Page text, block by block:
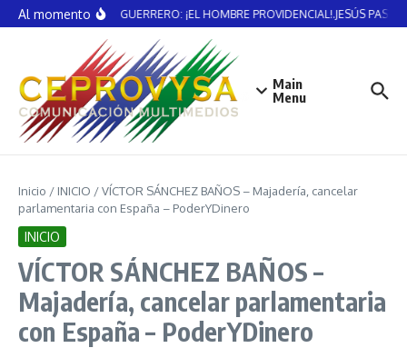
Saltar al contenido
Al momentoVICENTE GUERRERO: ¡EL HOMBRE PROVIDENCIAL!.JESÚS
Main
Menu
Inicio / INICIO /VÍCTOR SÁNCHEZ BAÑOS – Majadería, cancelar
parlamentaria con España – PoderYDinero
INICIO
VÍCTOR SÁNCHEZ BAÑOS –
Majadería, cancelar parlamentaria
con España – PoderYDinero